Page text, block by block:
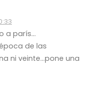
a parís…
de las
ni veinte…pone una